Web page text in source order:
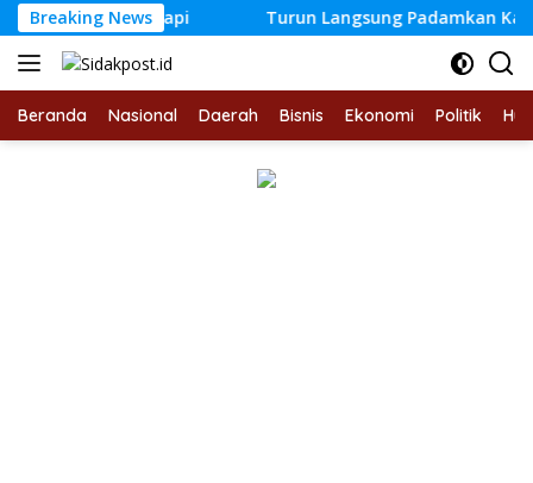
Langsung
ke
konten
Breaking News
Tampak Rapi Turun Langsung Padamkan
Beranda Nasional Daerah Bisnis Ekonomi Politik